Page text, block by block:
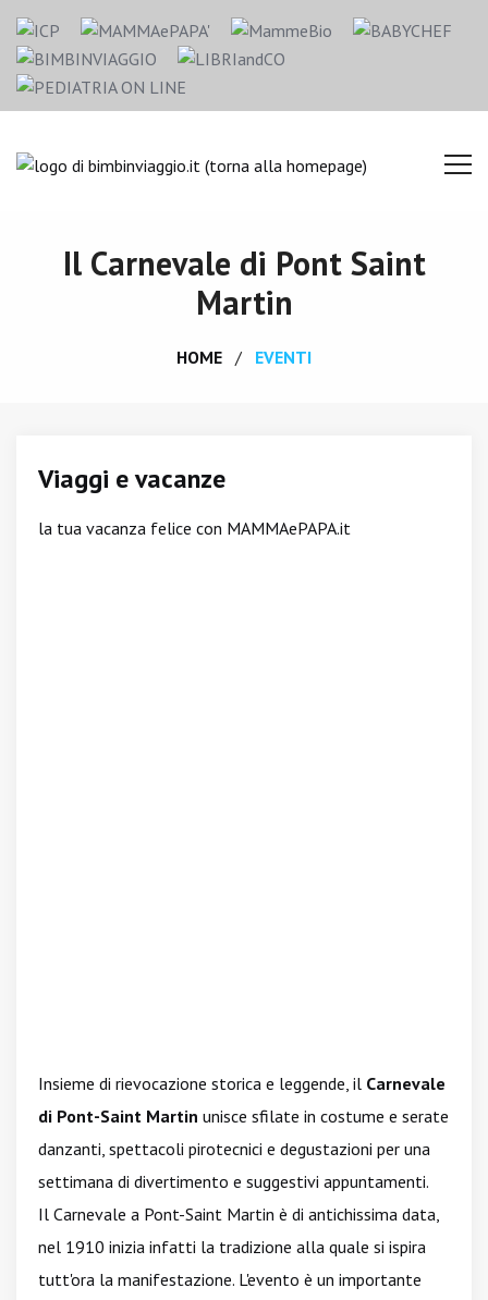
Il Carnevale di Pont Saint
Martin
HOME EVENTI
Viaggi e vacanze
la tua vacanza felice con MAMMAePAPA.it
Insieme di rievocazione storica e leggende, il Carnevale
di Pont-Saint Martin unisce sfilate in costume e serate
danzanti, spettacoli pirotecnici e degustazioni per una
settimana di divertimento e suggestivi appuntamenti.
Il Carnevale a Pont-Saint Martin è di antichissima data,
nel 1910 inizia infatti la tradizione alla quale si ispira
tutt'ora la manifestazione. L'evento è un importante